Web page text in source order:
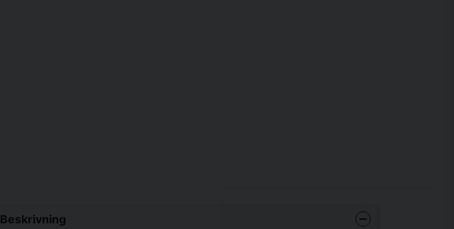
Beskrivning